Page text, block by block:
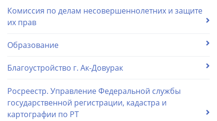
Комиссия по делам несовершеннолетних и защите
их прав
Образование
Благоустройство г. Ак-Довурак
Росреестр. Управление Федеральной службы
государственной регистрации, кадастра и
картографии по РТ